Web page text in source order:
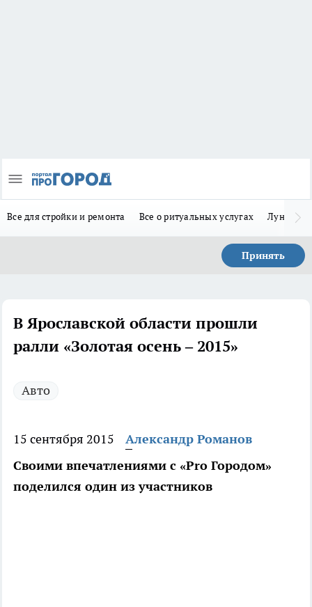
Все для стройки и ремонта Все о ритуальных услугах Лунно-
Принять
В Ярославской области прошли
ралли «Золотая осень – 2015»
Авто
15 сентября 2015
Александр Романов
Своими впечатлениями с «Pro Городом»
поделился один из участников